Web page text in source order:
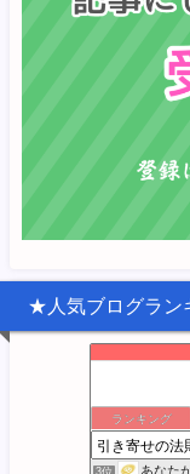
★人気ブログラン
ランキング
宇宙の
2位 幸福へ
あなた